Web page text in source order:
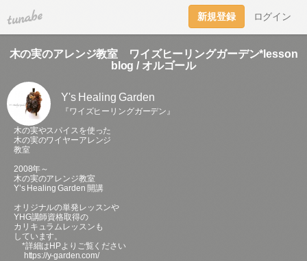
tuna.be 新規登録 ログイン
木の実のアレンジ教室 ワイズヒーリングガーデン*lesson
blog / オルゴール
Y's Healing Garden
『ワイズヒーリングガーデン』
木の実やスパイスを使った
木の実のワイヤーアレンジ
教室
2008年～
木の実のアレンジ教室
Y’s Healing Garden 開講
オリジナルの単発レッスンや
YHG講師資格取得の
カリキュラムレッスンも
しています。
*詳細はHPよりご覧ください
https://y-garden.com/